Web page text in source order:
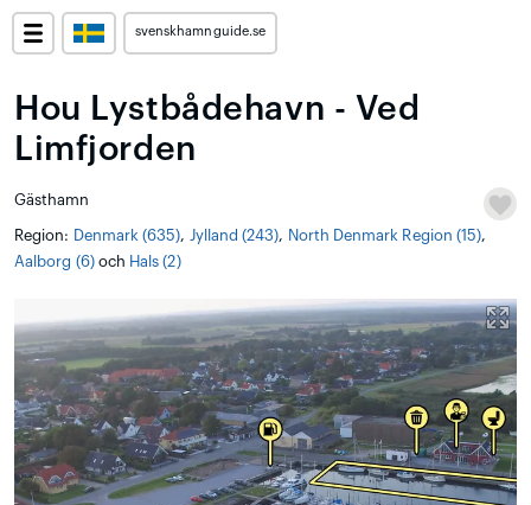
svenskhamnguide.se
Hou Lystbådehavn - Ved
Limfjorden
Gästhamn
Region: Denmark (635), Jylland (243), North Denmark Region (15),
Aalborg (6)och Hals (2)